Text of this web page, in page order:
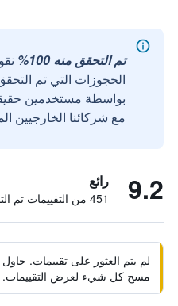
تم التحقق منه 100%
الحجوزات التي تم
مع شركائنا الخارجيين
9.2 رائع
451 من التقييمات تم التحقق منها
لم يتم العثور على تقييمات.
مسح كل شيء لعرض التقييمات.